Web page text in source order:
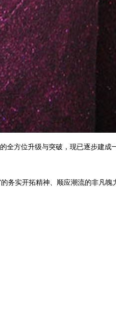
全方位升级与突破，现已逐步建成
务实开拓精神、顺应潮流的非凡魄